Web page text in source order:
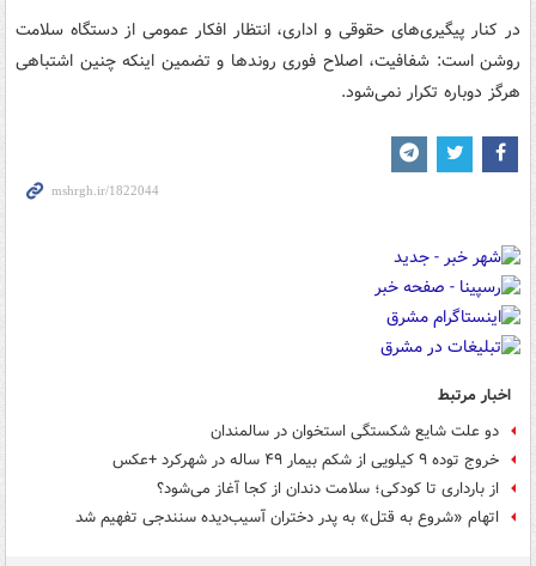
در کنار پیگیری‌های حقوقی و اداری، انتظار افکار عمومی از دستگاه سلامت
روشن است: شفافیت، اصلاح فوری روندها و تضمین اینکه چنین اشتباهی
هرگز دوباره تکرار نمی‌شود.
اخبار مرتبط
دو علت شایع شکستگی استخوان در سالمندان
خروج توده ۹ کیلویی از شکم بیمار ۴۹ ساله در شهرکرد +عکس
از بارداری تا کودکی؛ سلامت دندان از کجا آغاز می‌شود؟
اتهام «شروع به قتل» به پدر دختران آسیب‌دیده سنندجی تفهیم شد